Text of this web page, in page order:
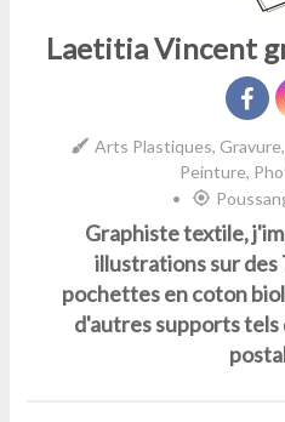
Laetitia Vincent
Arts Plastiques,
Peinture,
•
Graphiste textile,
illustrations sur des
pochettes en coton
d'autres supports